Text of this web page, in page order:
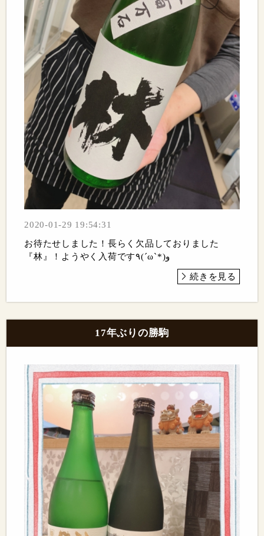
2020-01-29 19:54:31
お待たせしました！長らく欠品しておりました
『林』！ようやく入荷です٩(ˊωˋ*)و
続きを見る
17年ぶりの勝駒